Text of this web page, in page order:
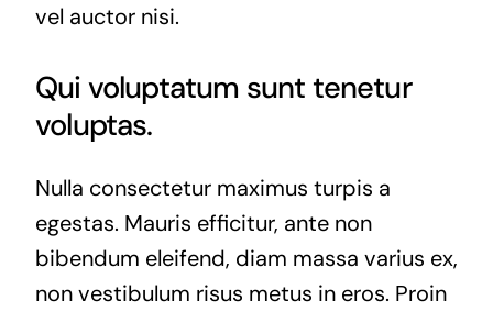
vel auctor nisi.
Qui voluptatum sunt tenetur
voluptas.
Nulla consectetur maximus turpis a
egestas. Mauris efficitur, ante non
bibendum eleifend, diam massa varius ex,
non vestibulum risus metus in eros. Proin